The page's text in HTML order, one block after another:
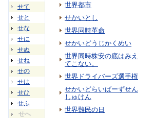
せて
せと
せな
せに
せぬ
せね
せの
せは
せひ
せふ
せへ
世界都市
せかいとし
世界同時革命
せかいどうじかくめい
世界同時株安の底はみえ
てこない。
世界ドライバーズ選手権
せかいどらいばーずせん
しゅけん
世界難民の日